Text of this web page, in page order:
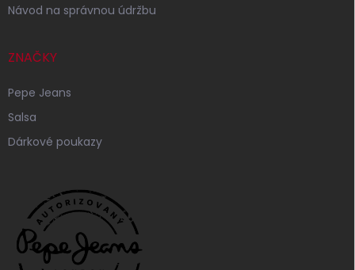
Návod na správnou údržbu
ZNAČKY
Pepe Jeans
Salsa
Dárkové poukazy